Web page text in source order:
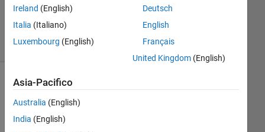
2022
5
Visualizzazioni
(30 giorni)
Ireland (English)
Italia (Italiano)
Luxembourg (English)
Deutsch
English
Français
United Kingdom(English)
Asia-Pacifico
Australia (English)
India (English)